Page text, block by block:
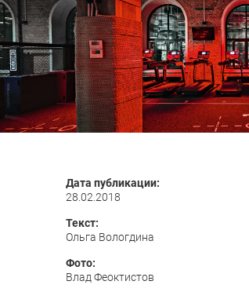
Дата публикации:
28.02.2018
Текст:
Ольга Вологдина
Фото:
Влад Феоктистов